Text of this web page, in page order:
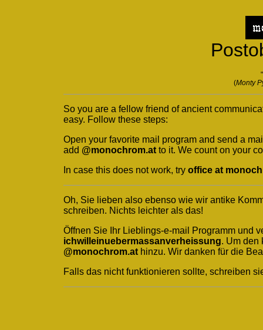
(Monty
So you are a fellow friend of ancient
easy. Follow these steps:
Open your favorite mail program and send a
add @monochrom.atto it. We count on your
In case this does not work, try office at
Oh, Sie lieben also ebenso wie wir antike
schreiben. Nichts leichter als das!
Öffnen Sie Ihr Lieblings-e-mail Programm und
ichwilleinuebermassanverheissung. Um den
@monochrom.athinzu. Wir danken für die
Falls das nicht funktionieren sollte, schreiben